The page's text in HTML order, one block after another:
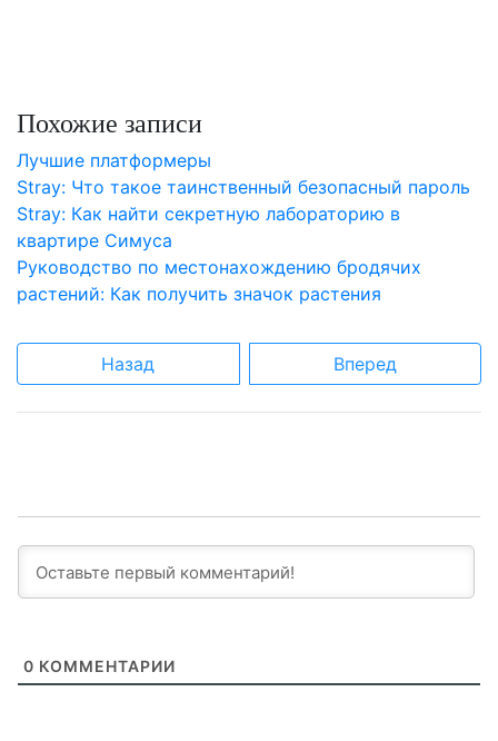
Похожие записи
Лучшие платформеры
Stray: Что такое таинственный безопасный пароль
Stray: Как найти секретную лабораторию в
квартире Симуса
Руководство по местонахождению бродячих
растений: Как получить значок растения
Назад Вперед
0 КОММЕНТАРИИ